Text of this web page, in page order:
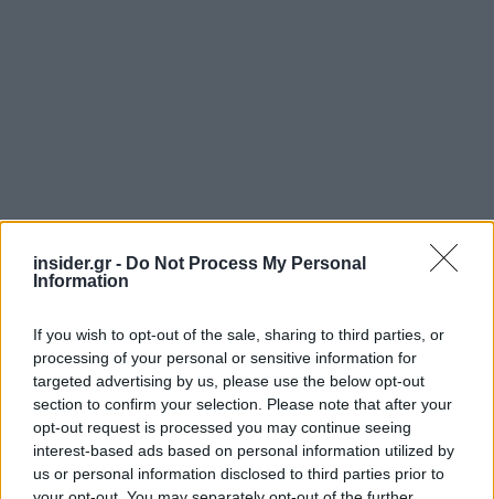
insider.gr - Do Not Process My Personal
Information
If you wish to opt-out of the sale, sharing to third parties, or
processing of your personal or sensitive information for
targeted advertising by us, please use the below opt-out
section to confirm your selection. Please note that after your
opt-out request is processed you may continue seeing
interest-based ads based on personal information utilized by
us or personal information disclosed to third parties prior to
Διαβάζονται αυτή τη στιγμή
2027 - Το παράπονο της Καρυστιανού - Στον
ΣΥΡΙΖΑ μελετούν Ιστορία
Πυρόπληκτοι: Τι σημαίνουν τα «πράσινα»,
«κίτρινα» και «κόκκινα» σπίτια για τις
αποζημιώσεις
Ποια είναι η (κυβερνητική) λίστα με τα μεγάλα